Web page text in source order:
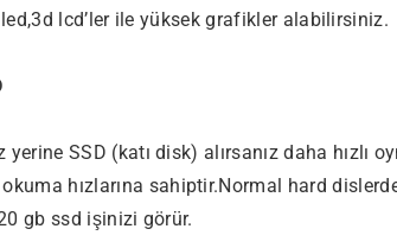
lcd’ler ile yüksek grafikler alabilirsiniz.
SSD (katı disk) alırsanız daha hızlı
hızlarına sahiptir.Normal hard
gb ssd işinizi görür.